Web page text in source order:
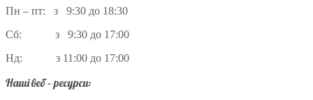
Пн – пт: з 9:30 до 18:30
Сб: з 9:30 до 17:00
Нд: з 11:00 до 17:00
Наші веб – ресурси: